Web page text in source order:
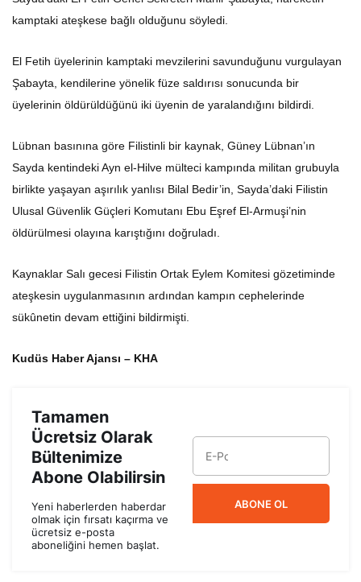
kamptaki ateşkese bağlı olduğunu söyledi.
El Fetih üyelerinin kamptaki mevzilerini savunduğunu vurgulayan
Şabayta, kendilerine yönelik füze saldırısı sonucunda bir
üyelerinin öldürüldüğünü iki üyenin de yaralandığını bildirdi.
Lübnan basınına göre Filistinli bir kaynak, Güney Lübnan’ın
Sayda kentindeki Ayn el-Hilve mülteci kampında militan grubuyla
birlikte yaşayan aşırılık yanlısı Bilal Bedir’in, Sayda’daki Filistin
Ulusal Güvenlik Güçleri Komutanı Ebu Eşref El-Armuşi’nin
öldürülmesi olayına karıştığını doğruladı.
Kaynaklar Salı gecesi Filistin Ortak Eylem Komitesi gözetiminde
ateşkesin uygulanmasının ardından kampın cephelerinde
sükûnetin devam ettiğini bildirmişti.
Kudüs Haber Ajansı – KHA
Tamamen
Ücretsiz Olarak
Bültenimize
Abone Olabilirsin
Yeni haberlerden haberdar
olmak için fırsatı kaçırma ve
ücretsiz e-posta
aboneliğini hemen başlat.
ABONE OL